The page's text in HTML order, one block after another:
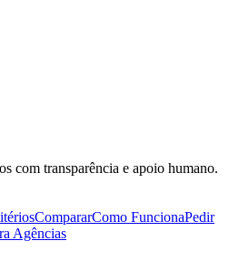
com transparência e apoio humano.
CompararComo FuncionaPedir
Agências